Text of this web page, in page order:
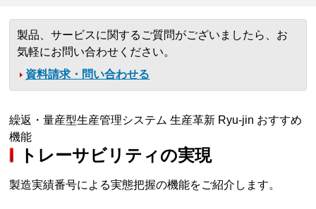
製品、サービスに関するご質問がございましたら、お
気軽にお問い合わせください。
資料請求・問い合わせる
繰返・量産型生産管理システム 生産革新 Ryu-jin おすすめ
機能
トレーサビリティの実現
製造実績番号による実態把握の機能をご紹介します。